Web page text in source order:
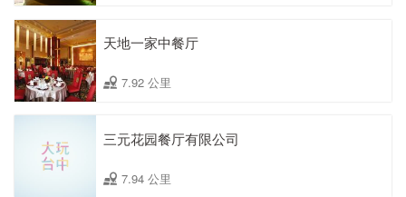
天地一家中餐厅
7.92 公里
三元花园餐厅有限公司
7.94 公里